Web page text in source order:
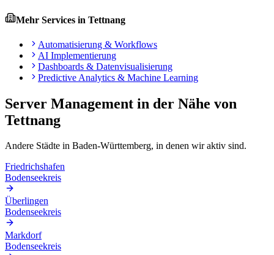
Mehr Services in Tettnang
Automatisierung & Workflows
AI Implementierung
Dashboards & Datenvisualisierung
Predictive Analytics & Machine Learning
Server Management in der Nähe von
Tettnang
Andere Städte in Baden-Württemberg, in denen wir aktiv sind.
Friedrichshafen
Bodenseekreis
Überlingen
Bodenseekreis
Markdorf
Bodenseekreis